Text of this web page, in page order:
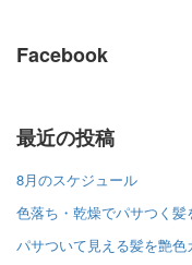
Facebook
最近の投稿
8月のスケジュール
色落ち・乾燥でパサつく
パサついて見える髪を艶色